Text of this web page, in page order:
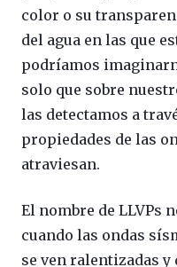
color o su
del agua en las que
podríamos
solo que sobre
las detectamos a
propiedades de las
atraviesan.
El nombre de LLVPs
cuando las ondas
se ven ralentizadas y